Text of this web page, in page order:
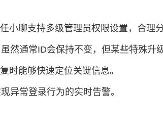
聊支持多级管理员权限设置，合理
然通常ID会保持不变，但某些特殊升
时能够快速定位关键信息。
异常登录行为的实时告警。